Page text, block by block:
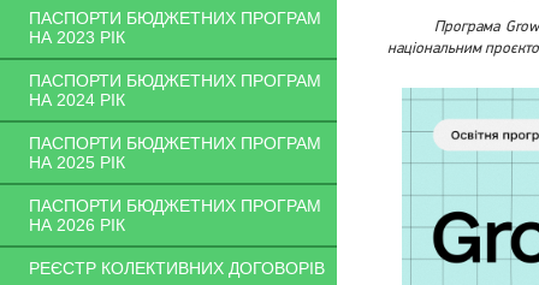
ПАСПОРТИ БЮДЖЕТНИХ ПРОГРАМ
НА 2023 РІК
ПАСПОРТИ БЮДЖЕТНИХ ПРОГРАМ
НА 2024 РІК
ПАСПОРТИ БЮДЖЕТНИХ ПРОГРАМ
НА 2025 РІК
ПАСПОРТИ БЮДЖЕТНИХ ПРОГРАМ
НА 2026 РІК
РЕЄСТР КОЛЕКТИВНИХ ДОГОВОРІВ
Програма Grow
національним